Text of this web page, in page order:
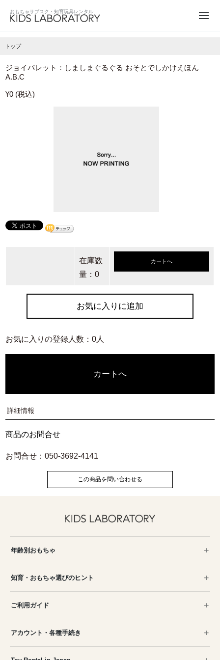
トップ
ジョイパレット：しましまぐるぐる おそとでしかけえほん
A.B.C
¥0 (税込)
在庫数
量：0
カートへ
お気に入りに追加
お気に入りの登録人数：0人
カートへ
詳細情報
商品のお問合せ
お問合せ：050-3692-4141
この商品を問い合わせる
年齢別おもちゃ
知育・おもちゃ選びのヒント
ご利用ガイド
アカウント・各種手続き